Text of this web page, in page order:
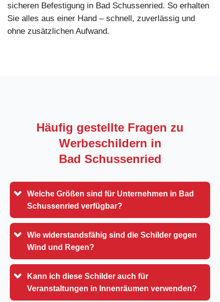
sicheren Befestigung in Bad Schussenried. So erhalten
Sie alles aus einer Hand – schnell, zuverlässig und
ohne zusätzlichen Aufwand.
Häufig gestellte Fragen zu
Werbeschildern in
Bad Schussenried
Welche Größen sind für Unternehmen in Bad
Schussenried verfügbar?
Wie widerstandsfähig sind die Schilder gegen
Wind und Regen?
Kann ich diese Schilder auch für
Veranstaltungen in Innenräumen verwenden?